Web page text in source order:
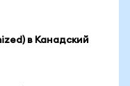
в Канадский